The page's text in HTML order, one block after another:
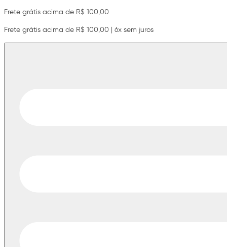
Frete grátis acima de R$ 100,00
Frete grátis acima de R$ 100,00 | 6x sem juros